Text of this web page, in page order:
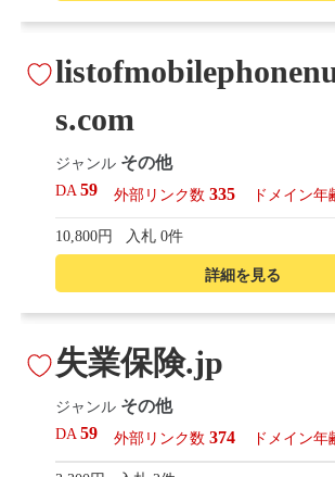
詳細を見る
s.com
ジャンル その他
DA59 外部リンク数 335 ドメイン年
10,800円 入札 0件
失業保険.jp
ジャンル その他
DA59 外部リンク数 374 ドメイン年